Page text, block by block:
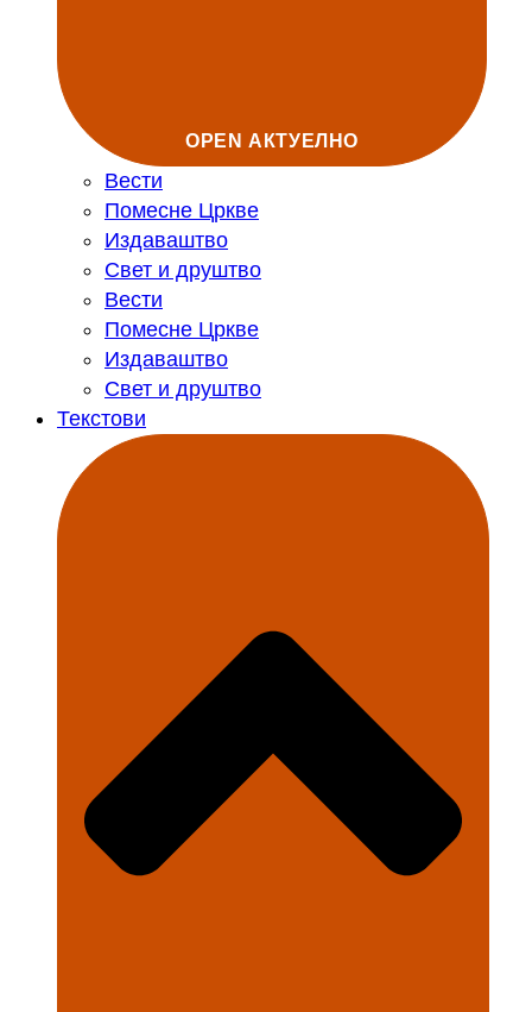
OPEN АКТУЕЛНО
Вести
Помесне Цркве
Издаваштво
Свет и друштво
Вести
Помесне Цркве
Издаваштво
Свет и друштво
Текстови